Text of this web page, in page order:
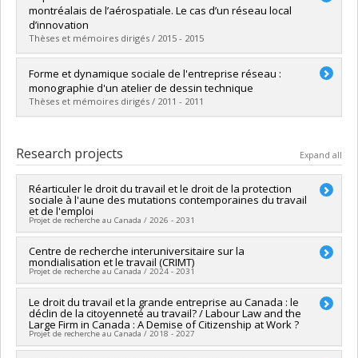
Cycle :Master's
Grade :M. Sc.
Lien vers le document dans Papyrus
montréalais de l’aérospatiale. Le cas d’un réseau local
d’innovation
Thèses et mémoires dirigés / 2015 - 2015
Graduate :Camille, Audrée Bethsa
Cycle :Master's
Grade :M. Sc.
Lien vers le document dans Papyrus
Forme et dynamique sociale de l'entreprise réseau :
monographie d'un atelier de dessin technique
Thèses et mémoires dirigés / 2011 - 2011
Cycle :Master's
Grade :M. Sc.
Lien vers le document dans Papyrus
Research projects Expand all
Réarticuler le droit du travail et le droit de la protection
sociale à l'aune des mutations contemporaines du travail
et de l'emploi
Projet de recherche au Canada / 2026 - 2031
Lead researcher :Dalia Gesualdi-Fecteau
Co-researchers : Philippe Barré,Pierre Tircher
Cantin
humaines du Canada
Grant programs:PVXXXXXX-Subvention Savoir
Centre de recherche interuniversitaire sur la
mondialisation et le travail (CRIMT)
Projet de recherche au Canada / 2024 - 2031
Lead researcher : Gregor Murray,Dalia Gesualdi-Fecteau
Co-researchers :Gilles Trudeau,Jean Charest,Michel Coutu
Tania Saba,Guylaine Vallée,Patrice Jalette,Philippe Barré
Emilie Genin,Renée-Claude Drouin,Mélanie Laroche,Ian
Le droit du travail et la grande entreprise au Canada : le
déclin de la citoyenneté au travail? / Labour Law and the
Large Firm in Canada : A Demise of Citizenship at Work ?
Projet de recherche au Canada / 2018 - 2027